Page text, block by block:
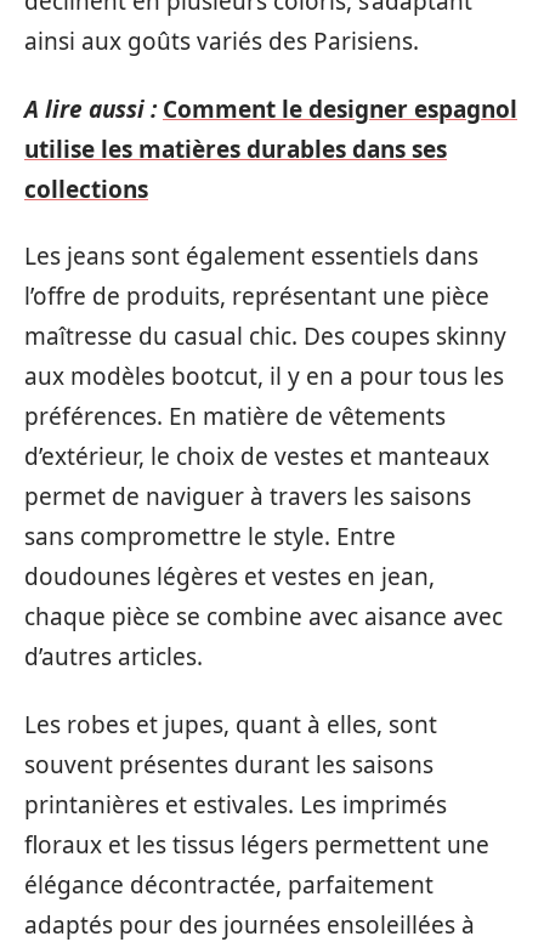
ainsi aux goûts variés des Parisiens.
A lire aussi : Comment le designer espagnol
utilise les matières durables dans ses
collections
Les jeans sont également essentiels dans
l’offre de produits, représentant une pièce
maîtresse du casual chic. Des coupes skinny
aux modèles bootcut, il y en a pour tous les
préférences. En matière de vêtements
d’extérieur, le choix de vestes et manteaux
permet de naviguer à travers les saisons
sans compromettre le style. Entre
doudounes légères et vestes en jean,
chaque pièce se combine avec aisance avec
d’autres articles.
Les robes et jupes, quant à elles, sont
souvent présentes durant les saisons
printanières et estivales. Les imprimés
floraux et les tissus légers permettent une
élégance décontractée, parfaitement
adaptés pour des journées ensoleillées à